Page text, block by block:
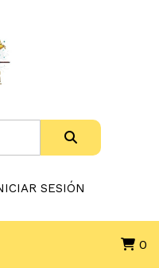
SESIÓN
0